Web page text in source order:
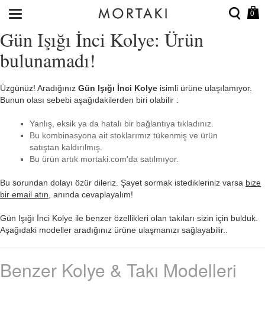
0
Gün Işığı İnci Kolye: Ürün
bulunamadı!
Üzgünüz! Aradığınız Gün Işığı İnci Kolye isimli ürüne ulaşılamıyor.
Bunun olası sebebi aşağıdakilerden biri olabilir :
Yanlış, eksik ya da hatalı bir bağlantıya tıkladınız.
Bu kombinasyona ait stoklarımız tükenmiş ve ürün
satıştan kaldırılmış.
Bu ürün artık mortaki.com'da satılmıyor.
Bu sorundan dolayı özür dileriz. Şayet sormak istedikleriniz varsa bize
bir email atın , anında cevaplayalım!
Gün Işığı İnci Kolye ile benzer özellikleri olan takıları sizin için bulduk.
Aşağıdaki modeller aradığınız ürüne ulaşmanızı sağlayabilir..
Benzer Kolye & Takı Modelleri